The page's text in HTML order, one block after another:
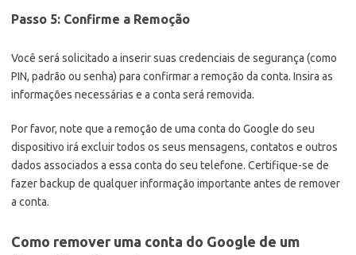
Passo 5: Confirme a Remoção
Você será solicitado a inserir suas credenciais de segurança (como
PIN, padrão ou senha) para confirmar a remoção da conta. Insira as
informações necessárias e a conta será removida.
Por favor, note que a remoção de uma conta do Google do seu
dispositivo irá excluir todos os seus mensagens, contatos e outros
dados associados a essa conta do seu telefone. Certifique-se de
fazer backup de qualquer informação importante antes de remover
a conta.
Como remover uma conta do Google de um